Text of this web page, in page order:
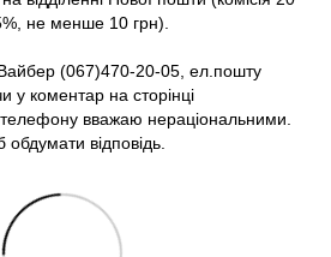
не менше 10 грн).
(067)470-20-05, ел.пошту
у коментар на сторінці
телефону вважаю нераціональними.
відповідь.